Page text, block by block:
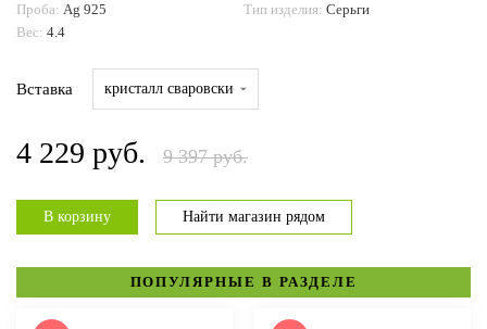
Проба: Ag 925 Тип изделия: Серьги
Вес: 4.4
Вставка кристалл сваровски
4 229 руб. 9 397 руб.
В корзину Найти магазин рядом
ПОПУЛЯРНЫЕ В РАЗДЕЛЕ